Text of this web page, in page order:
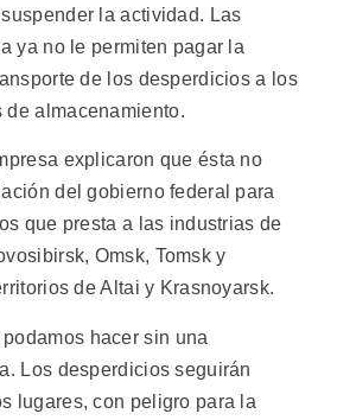
la actividad. Las
ya no le permiten pagar la
de los desperdicios a los
de almacenamiento.
explicaron que ésta no
del gobierno federal para
que presta a las industrias de
Omsk, Tomsk y
de Altai y Krasnoyarsk.
hacer sin una
Los desperdicios seguirán
lugares, con peligro para la